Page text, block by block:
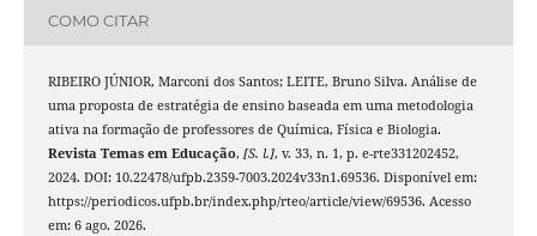
COMO CITAR
RIBEIRO JÚNIOR, Marconi dos Santos; LEITE, Bruno Silva. Análise de
uma proposta de estratégia de ensino baseada em uma metodologia
ativa na formação de professores de Química, Física e Biologia.
Revista Temas em Educação, [S. l.], v. 33, n. 1, p. e-rte331202452,
2024. DOI: 10.22478/ufpb.2359-7003.2024v33n1.69536. Disponível em:
https://periodicos.ufpb.br/index.php/rteo/article/view/69536. Acesso
em: 6 ago. 2026.